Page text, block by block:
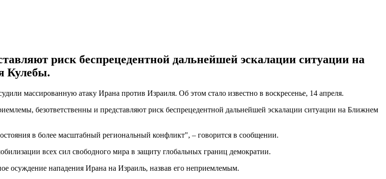
риск беспрецедентной дальнейшей эскалации ситуации на
Кулебы.
массированную атаку Ирана против Израиля. Об этом стало известно в воскресенье, 14 апреля.
безответственны и представляют риск беспрецедентной дальнейшей эскалации ситуации на Ближнем
в более масштабный региональный конфликт", – говорится в сообщении.
всех сил свободного мира в защиту глобальных границ демократии.
осуждение нападения Ирана на Израиль, назвав его неприемлемым.